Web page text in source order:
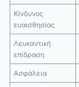
Κίνδυνος
ευαισθησίας
Λευκαντική
επίδραση
Ασφάλεια